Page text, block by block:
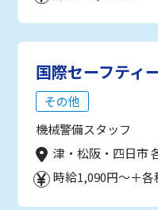
国際セーフティ
その他
機械警備スタッフ
津・松阪・四日市
時給1,090円～＋各